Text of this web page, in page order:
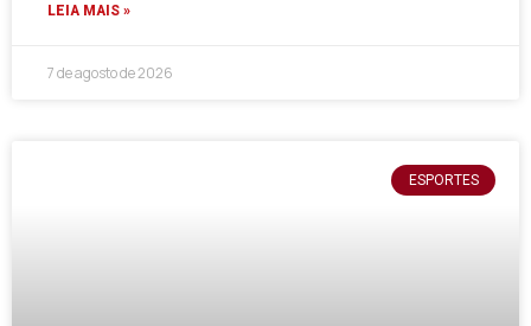
LEIA MAIS »
7 de agosto de 2026
ESPORTES